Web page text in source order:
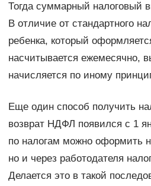
Тогда суммарный налоговый
В отличие от стандартного
ребенка, который
насчитывается ежемесячно,
начисляется по иному
Еще один способ получить
возврат НДФЛ появился с 1
по налогам можно оформить
но и через работодателя
Делается это в такой